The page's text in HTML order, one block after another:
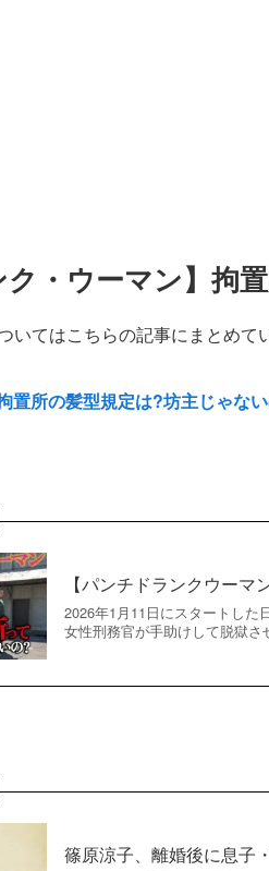
ク・ウーマン】拘
いてはこちらの記事にまとめて
置所の髪型規定は?坊主じゃな
【パンチドランクウー
2026年1月11日にスタートした
女性刑務官が手助けして脱獄
篠原涼子、離婚後に息子